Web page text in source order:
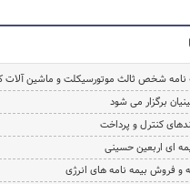
نامه شخص ثالث موتورسیکلت و ماشین آلات
برگزار می شود
کنترل و پرداخت
ای اربعین حسینی
و فروش بیمه نامه های انرژی